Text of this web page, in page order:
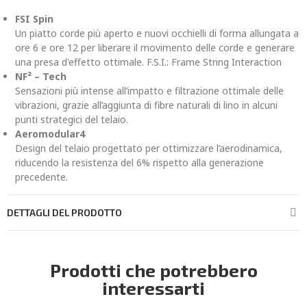
FSI Spin
Un piatto corde più aperto e nuovi occhielli di forma allungata a
ore 6 e ore 12 per liberare il movimento delle corde e generare
una presa d'effetto ottimale. F.S.I.: Frame String Interaction
NF² – Tech
Sensazioni più intense all’impatto e filtrazione ottimale delle
vibrazioni, grazie all’aggiunta di fibre naturali di lino in alcuni
punti strategici del telaio.
Aeromodular4
Design del telaio progettato per ottimizzare l’aerodinamica,
riducendo la resistenza del 6% rispetto alla generazione
precedente.
DETTAGLI DEL PRODOTTO
Prodotti che potrebbero
interessarti